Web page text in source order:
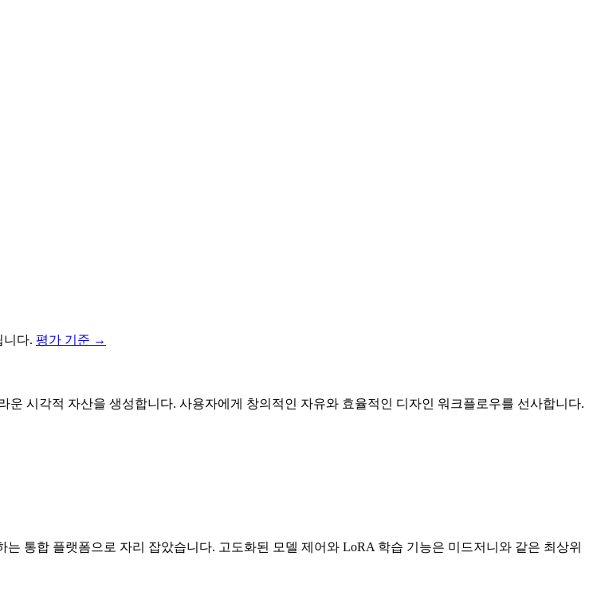
니다. 평가 기준 →
시각적 자산을 생성합니다. 사용자에게 창의적인 자유와 효율적인 디자인 워크플로우를 선사합니다.
통합 플랫폼으로 자리 잡았습니다. 고도화된 모델 제어와 LoRA 학습 기능은 미드저니와 같은 최상위